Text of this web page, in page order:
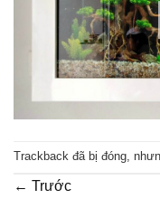
Trackback đã bị đóng,
← Trước